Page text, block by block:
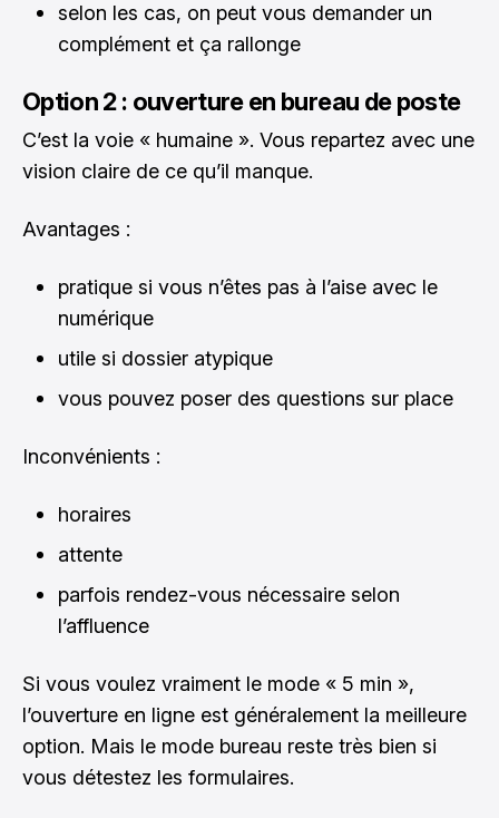
selon les cas, on peut vous demander un
complément et ça rallonge
Option 2 : ouverture en bureau de poste
C’est la voie « humaine ». Vous repartez avec une
vision claire de ce qu’il manque.
Avantages :
pratique si vous n’êtes pas à l’aise avec le
numérique
utile si dossier atypique
vous pouvez poser des questions sur place
Inconvénients :
horaires
attente
parfois rendez-vous nécessaire selon
l’affluence
Si vous voulez vraiment le mode « 5 min »,
l’ouverture en ligne est généralement la meilleure
option. Mais le mode bureau reste très bien si
vous détestez les formulaires.